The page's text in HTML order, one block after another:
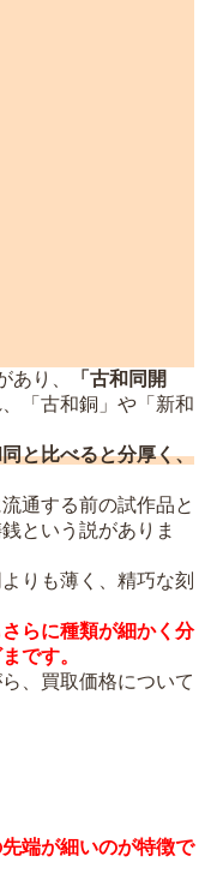
あり、
「古和同開
「古和銅」や「新和
と比べると分厚く、
通する前の試作品と
という説がありま
りも薄く、精巧な刻
らに種類が細かく分
です。
、買取価格について
端が細いのが特徴で